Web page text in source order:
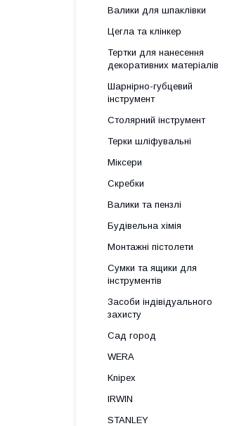
Валики для шпаклівки
Цегла та клінкер
Тертки для нанесення
декоративних матеріалів
Шарнірно-губцевий
інструмент
Столярний інструмент
Терки шліфувальні
Міксери
Скребки
Валики та пензлі
Будівельна хімія
Монтажні пістолети
Сумки та ящики для
інструментів
Засоби індівідуального
захисту
Сад город
WERA
Knipex
IRWIN
STANLEY